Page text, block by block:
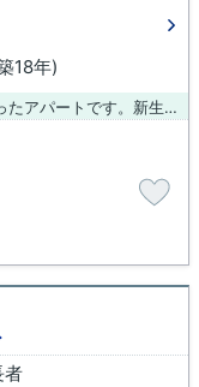
18年)
設備も充実していて住みやすい、魅力が詰まったアパートです。新生活をあま市でスタートするなら、当社スタッフが住まい探しをサポートいたします。0587-23-0015またはinazawa@bluebox.co.jpからご連絡ください。
者